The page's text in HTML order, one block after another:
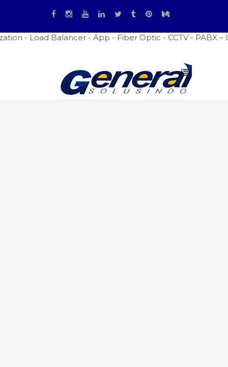
- App - Fiber Optic - CCTV - PABX –